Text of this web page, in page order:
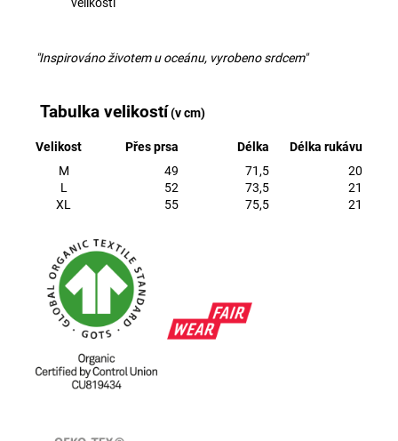
"Inspirováno životem u oceánu, vyrobeno srdcem"
Tabulka velikostí(v cm)
Velikost Přes prsa Délka
Délka rukávu
M
49 71,5
20
L
52 73,5
21
XL
55 75,5 21